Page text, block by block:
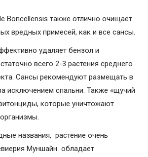
Boncellensis также отлично очищает
вредных примесей, как и все сансы.
удаляет бензол и
всего 2-3 растения среднего
Сансы рекомендуют размещать в
исключением спальни. Также «щучий
которые уничтожают
названия, растение очень
Муншайн обладает